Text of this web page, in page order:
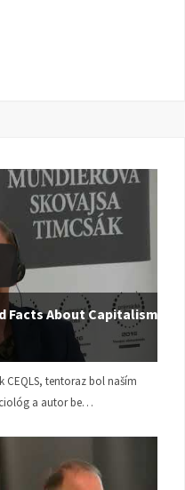
About Capitalism |
CEQLS, tentoraz bol naším
a autor be…